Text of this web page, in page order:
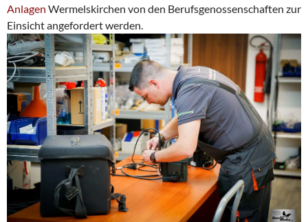
Anlagen Wermelskirchen von den Berufsgenossenschaften zur
Einsicht angefordert werden.